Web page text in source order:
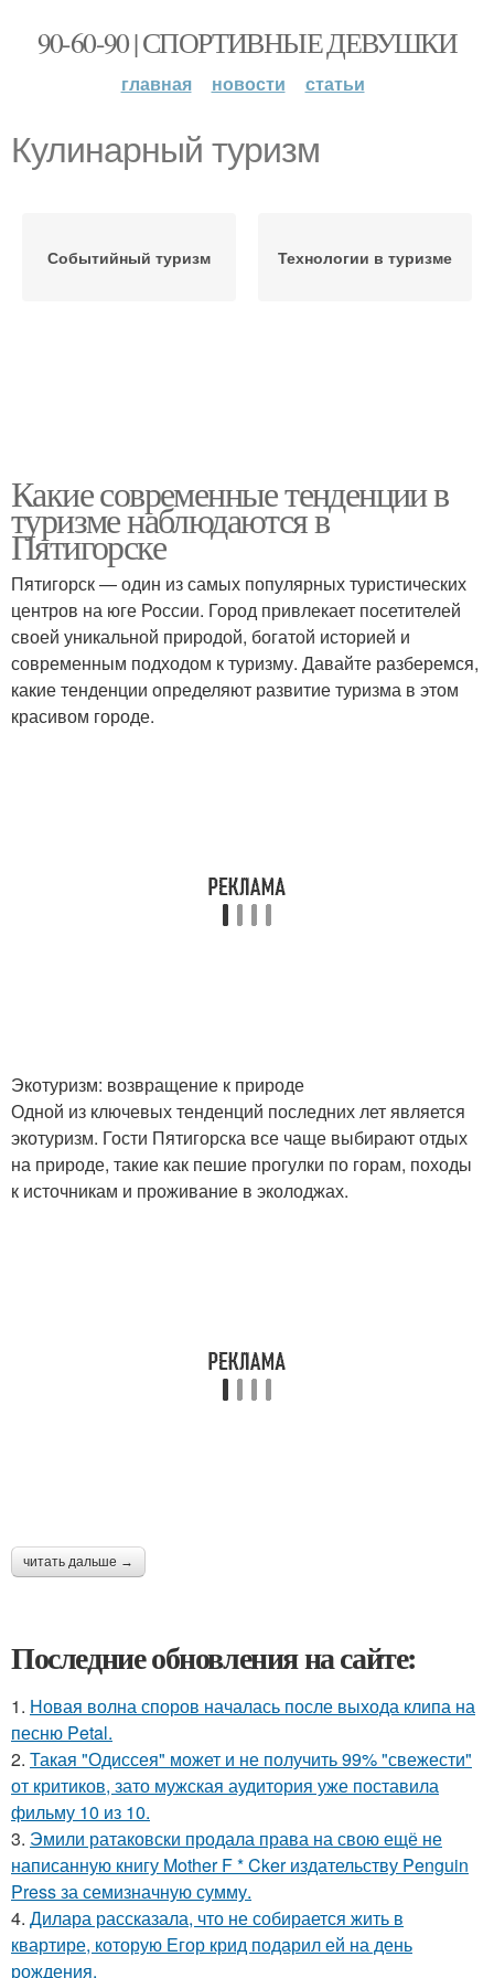
90-60-90 | СПОРТИВНЫЕ ДЕВУШКИ
главная новости статьи
Кулинарный туризм
Событийный туризм Технологии в туризме
Какие современные тенденции в
туризме наблюдаются в
Пятигорске
Пятигорск — один из самых популярных туристических
центров на юге России. Город привлекает посетителей
своей уникальной природой, богатой историей и
современным подходом к туризму. Давайте разберемся,
какие тенденции определяют развитие туризма в этом
красивом городе.
Экотуризм: возвращение к природе
Одной из ключевых тенденций последних лет является
экотуризм. Гости Пятигорска все чаще выбирают отдых
на природе, такие как пешие прогулки по горам, походы
к источникам и проживание в эколоджах.
читать дальше →
Последние обновления на сайте:
1. Новая волна споров началась после выхода клипа на
песню Petal.
2. Такая "Одиссея" может и не получить 99% "свежести"
от критиков, зато мужская аудитория уже поставила
фильму 10 из 10.
3. Эмили ратаковски продала права на свою ещё не
написанную книгу Mother F * Cker издательству Penguin
Press за семизначную сумму.
4. Дилара рассказала, что не собирается жить в
квартире, которую Егор крид подарил ей на день
рождения.